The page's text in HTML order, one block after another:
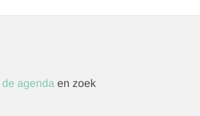
de agenda en zoek